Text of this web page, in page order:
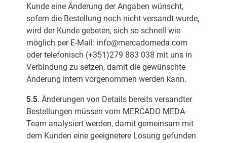
Kunde eine Änderung der Angaben wünscht,
sofern die Bestellung noch nicht versandt wurde,
wird der Kunde gebeten, sich so schnell wie
möglich per E-Mail: info@mercadomeda.com
oder telefonisch (+351)279 883 038 mit uns in
Verbindung zu setzen, damit die gewünschte
Änderung intern vorgenommen werden kann.
5.5. Änderungen von Details bereits versandter
Bestellungen müssen vom MERCADO MEDA-
Team analysiert werden, damit gemeinsam mit
dem Kunden eine geeignetere Lösung gefunden